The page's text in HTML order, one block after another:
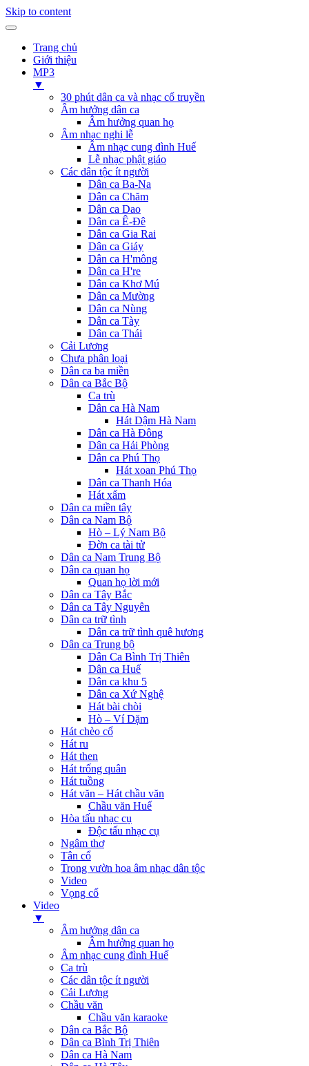
Skip to content
Trang chủ
Giới thiệu
MP3
▼
30 phút dân ca và nhạc cổ truyền
Âm hưởng dân ca
Âm hưởng quan họ
Âm nhạc nghi lễ
Âm nhạc cung đình Huế
Lễ nhạc phật giáo
Các dân tộc ít người
Dân ca Ba-Na
Dân ca Chăm
Dân ca Dao
Dân ca Ê-Đê
Dân ca Gia Rai
Dân ca Giáy
Dân ca H'mông
Dân ca H're
Dân ca Khơ Mú
Dân ca Mường
Dân ca Nùng
Dân ca Tày
Dân ca Thái
Cải Lương
Chưa phân loại
Dân ca ba miền
Dân ca Bắc Bộ
Ca trù
Dân ca Hà Nam
Hát Dậm Hà Nam
Dân ca Hà Đông
Dân ca Hải Phòng
Dân ca Phú Thọ
Hát xoan Phú Thọ
Dân ca Thanh Hóa
Hát xẩm
Dân ca miền tây
Dân ca Nam Bộ
Hò – Lý Nam Bộ
Đờn ca tài tử
Dân ca Nam Trung Bộ
Dân ca quan họ
Quan họ lời mới
Dân ca Tây Bắc
Dân ca Tây Nguyên
Dân ca trữ tình
Dân ca trữ tình quê hương
Dân ca Trung bộ
Dân Ca Bình Trị Thiên
Dân ca Huế
Dân ca khu 5
Dân ca Xứ Nghệ
Hát bài chòi
Hò – Ví Dặm
Hát chèo cổ
Hát ru
Hát then
Hát trống quân
Hát tuồng
Hát văn – Hát chầu văn
Chầu văn Huế
Hòa tấu nhạc cụ
Độc tấu nhạc cụ
Ngâm thơ
Tân cổ
Trong vườn hoa âm nhạc dân tộc
Video
Vọng cổ
Video
▼
Âm hưởng dân ca
Âm hưởng quan họ
Âm nhạc cung đình Huế
Ca trù
Các dân tộc ít người
Cải Lương
Chầu văn
Chầu văn karaoke
Dân ca Bắc Bộ
Dân ca Bình Trị Thiên
Dân ca Hà Nam